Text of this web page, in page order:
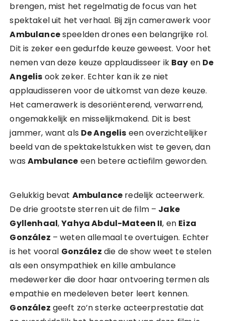
brengen, mist het regelmatig de focus van het
spektakel uit het verhaal. Bij zijn camerawerk voor
Ambulancespeelden drones een belangrijke rol.
Dit is zeker een gedurfde keuze geweest. Voor het
nemen van deze keuze applaudisseer ik Bay en De
Angelis ook zeker. Echter kan ik ze niet
applaudisseren voor de uitkomst van deze keuze.
Het camerawerk is desoriënterend, verwarrend,
ongemakkelijk en misselijkmakend. Dit is best
jammer, want als De Angelis een overzichtelijker
beeld van de spektakelstukken wist te geven, dan
wasAmbulance een betere actiefilm geworden.
Gelukkig bevat Ambulance redelijk acteerwerk.
De drie grootste sterren uit de film – Jake
Gyllenhaal,Yahya Abdul-Mateen II, en Eiza
González – weten allemaal te overtuigen. Echter
is het vooral González die de show weet te stelen
als een onsympathiek en kille ambulance
medewerker die door haar ontvoering termen als
empathie en medeleven beter leert kennen.
González geeft zo’n sterke acteerprestatie dat